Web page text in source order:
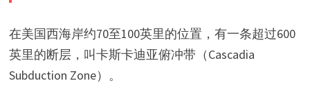
在美国西海岸约70至100英里的位置，有一条超过600
英里的断层，叫卡斯卡迪亚俯冲带 （Cascadia
Subduction Zone）。